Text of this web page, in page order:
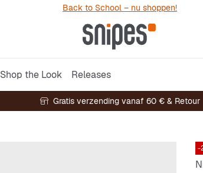
Back to School – nu shoppen!
Shop the Look Releases
Gratis verzending vanaf 60 € & Retour
-